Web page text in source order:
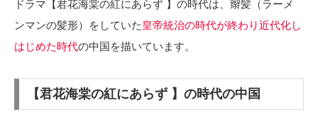
ドラマ【君花海棠の紅にあらず 】の時代は、辮髪（ラーメ
ンマンの髪形）をしていた皇帝統治の時代が終わり近代化し
はじめた時代の中国を描いています。
【君花海棠の紅にあらず 】の時代の中国